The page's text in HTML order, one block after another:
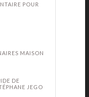
POUR
MAISON
DE
JEGO